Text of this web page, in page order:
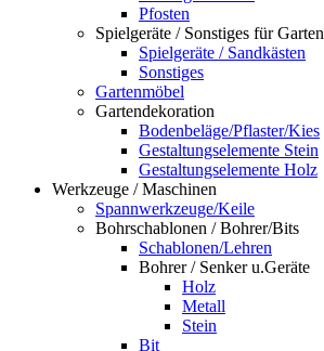
Pfosten
Spielgeräte / Sonstiges für Garten
Spielgeräte / Sandkästen
Sonstiges
Gartenmöbel
Gartendekoration
Bodenbeläge/Pflaster/Kies
Gestaltungselemente Stein
Gestaltungselemente Holz
Werkzeuge / Maschinen
Spannwerkzeuge/Keile
Bohrschablonen / Bohrer/Bits
Schablonen/Lehren
Bohrer / Senker u.Geräte
Holz
Metall
Stein
Bit